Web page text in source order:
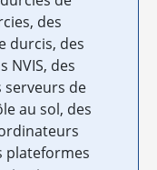
des
durcis, des
NVIS, des
serveurs de
au sol, des
plateformes